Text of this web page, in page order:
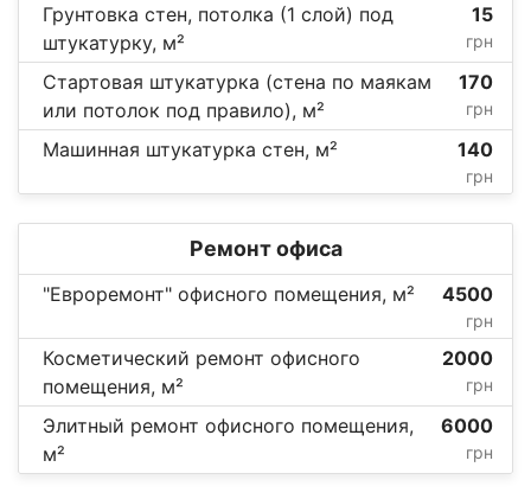
Грунтовка стен, потолка (1 слой) под
штукатурку, м²
15
грн
Стартовая штукатурка (стена по маякам
или потолок под правило), м²
170
грн
Машинная штукатурка стен, м² 140
грн
Ремонт офиса
"Евроремонт" офисного помещения, м² 4500
грн
Косметический ремонт офисного
помещения, м²
2000
грн
Элитный ремонт офисного помещения,
м²
6000
грн